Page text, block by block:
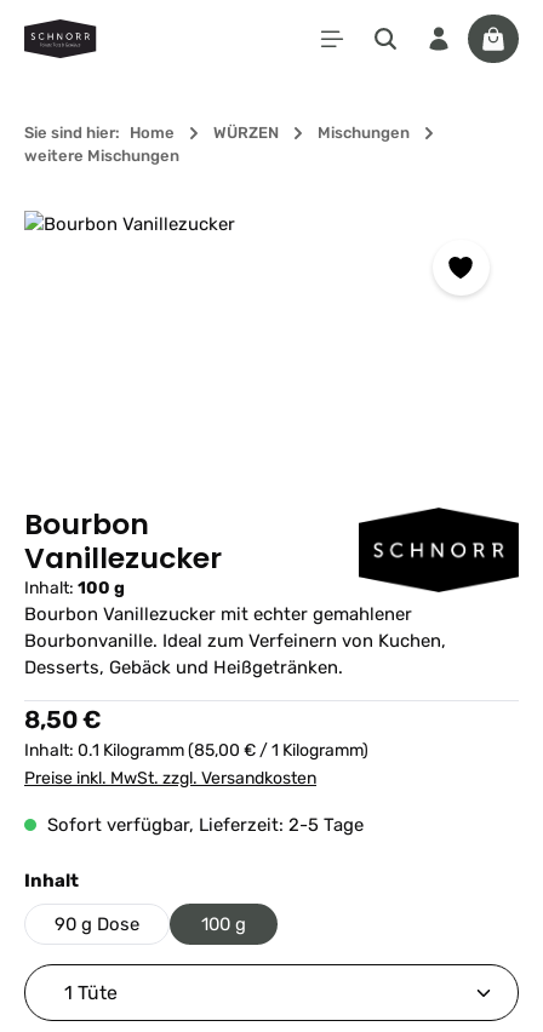
Zum Hauptinhalt springen
Sie sind hier: Home WÜRZEN
Mischungen
weitere Mischungen
Bildergalerie überspringen
Bourbon
Vanillezucker
Inhalt: 100 g
Bourbon Vanillezucker mit echter gemahlener
Bourbonvanille. Ideal zum Verfeinern von Kuchen,
Desserts, Gebäck und Heißgetränken.
Regulärer Preis:
8,50 €
Inhalt: 0.1 Kilogramm(85,00 € / 1 Kilogramm)
Preise inkl. MwSt. zzgl. Versandkosten
Sofort verfügbar, Lieferzeit: 2-5 Tage
Inhaltauswählen
90 g Dose 100 g
Produkt Anzahl: Gib den gewünschten Wert ein